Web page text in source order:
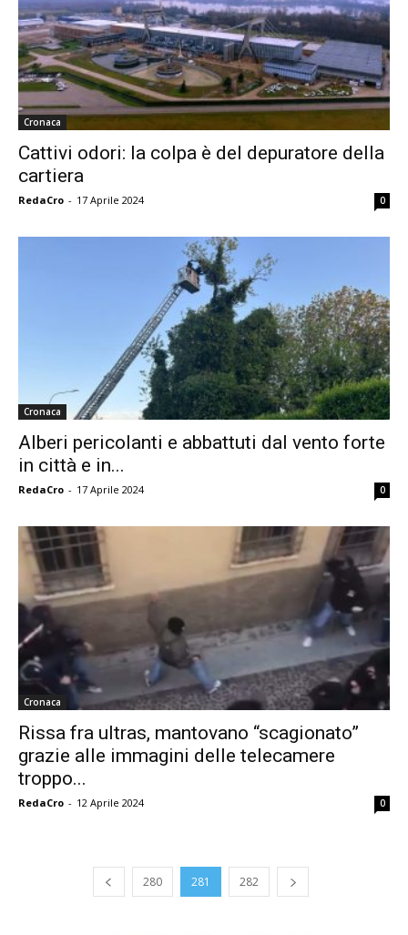
Cronaca
Cattivi odori: la colpa è del depuratore della
cartiera
RedaCro - 17 Aprile 2024 0
Cronaca
Alberi pericolanti e abbattuti dal vento forte
in città e in...
RedaCro - 17 Aprile 2024 0
Cronaca
Rissa fra ultras, mantovano “scagionato”
grazie alle immagini delle telecamere
troppo...
RedaCro - 12 Aprile 2024 0
280 281 282